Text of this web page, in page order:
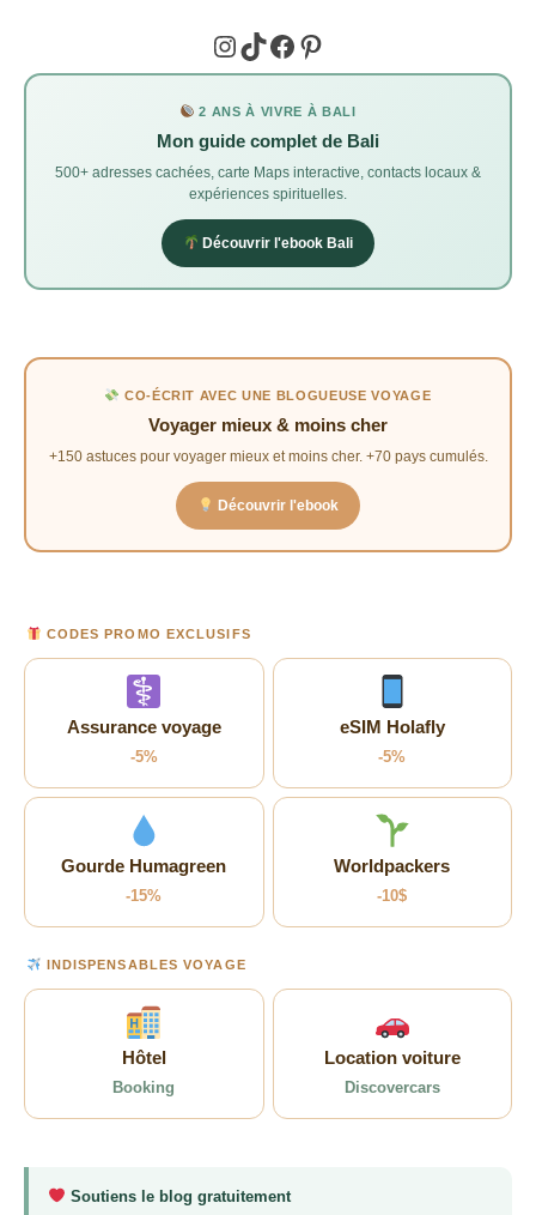
Instagram
TikTok
Facebook
Pinterest
2 ANS À VIVRE À BALI
Mon guide complet de Bali
500+ adresses cachées, carte Maps interactive, contacts locaux &
expériences spirituelles.
Découvrir l'ebook Bali
CO-ÉCRIT AVEC UNE BLOGUEUSE VOYAGE
Voyager mieux & moins cher
+150 astuces pour voyager mieux et moins cher. +70 pays cumulés.
Découvrir l'ebook
CODES PROMO EXCLUSIFS
Assurance voyage
-5%
eSIM Holafly
-5%
Gourde Humagreen
-15%
Worldpackers
-10$
INDISPENSABLES VOYAGE
Hôtel
Booking
Location voiture
Discovercars
Soutiens le blog gratuitement